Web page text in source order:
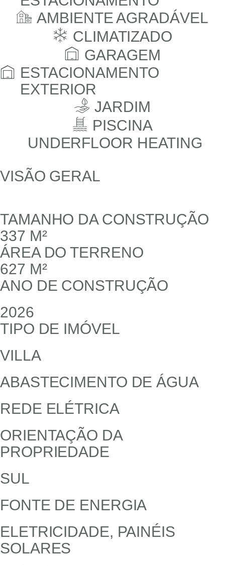
AMBIENTE AGRADÁVEL
CLIMATIZADO
GARAGEM
ESTACIONAMENTO
EXTERIOR
JARDIM
PISCINA
UNDERFLOOR HEATING
VISÃO GERAL
TAMANHO DA CONSTRUÇÃO
337 M²
ÁREA DO TERRENO
627 M²
ANO DE CONSTRUÇÃO
2026
TIPO DE IMÓVEL
VILLA
ABASTECIMENTO DE ÁGUA
REDE ELÉTRICA
ORIENTAÇÃO DA
PROPRIEDADE
SUL
FONTE DE ENERGIA
ELETRICIDADE, PAINÉIS
SOLARES